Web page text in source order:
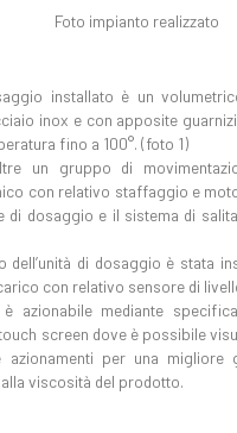
Foto impianto realizzato
installato è un
inox e con apposite
fino a 100°. (foto 1)
un gruppo di
con relativo staffaggio e
di dosaggio e il sistema di
dell’unità di dosaggio è stata
con relativo sensore di
azionabile mediante
screen dove è possibile
azionamenti per una migliore
viscosità del prodotto.